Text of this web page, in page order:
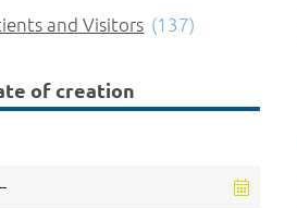
and Visitors (137)
of creation